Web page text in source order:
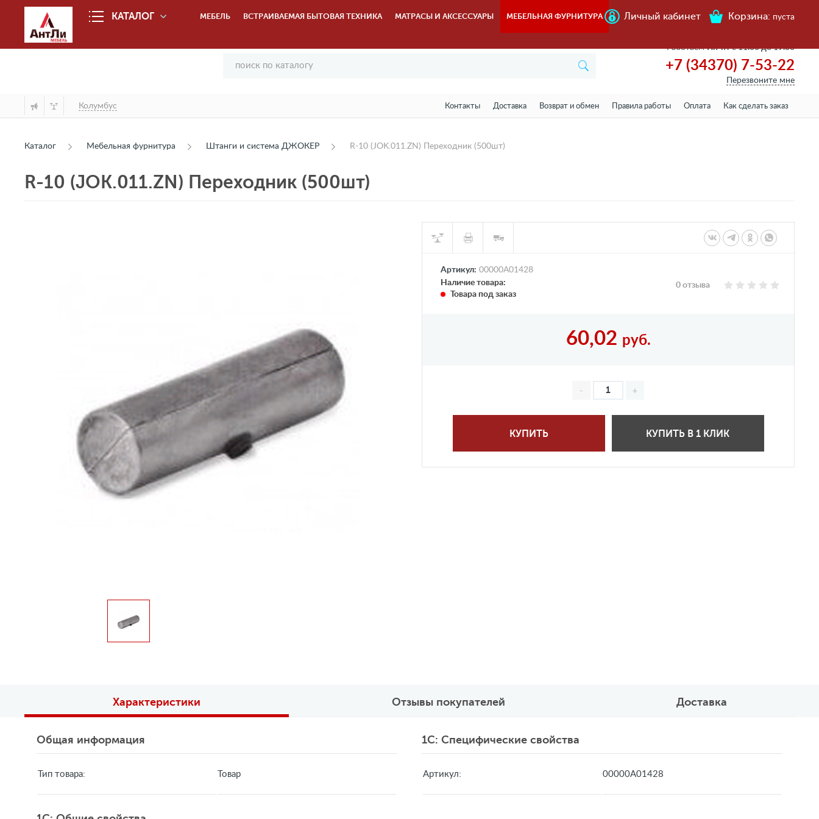
КАТАЛОГ МЕБЕЛЬ ВСТРАИВАЕМАЯ БЫТОВАЯ ТЕХНИКА МАТРАСЫ И АКСЕССУАРЫ МЕБЕЛЬНАЯ ФУРНИТУРА Личный кабинет Корзина: пуста
РаботаемПн-пт с 11.00 до 19.00
+7 (34370) 7-53-22
Перезвоните мне
Колумбус Контакты Доставка Возврат и обмен Правила работы Оплата Как сделать заказ
Каталог Мебельная фурнитура Штанги и система ДЖОКЕР R-10 (JOK.011.ZN) Переходник (500шт)
R-10 (JOK.011.ZN) Переходник (500шт)
Артикул: 00000А01428
Наличие товара:
Товара под заказ
0 отзыва
60,02 руб.
КУПИТЬ КУПИТЬ В 1 КЛИК
Характеристики Отзывы покупателей Доставка
Общая информация
Тип товара: Товар
1C: Специфические свойства
Артикул: 00000А01428